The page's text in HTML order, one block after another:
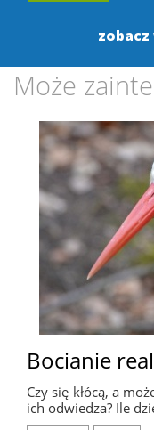
Może
Bocianie
Czy się kłócą, a
ich odwiedza? Ile